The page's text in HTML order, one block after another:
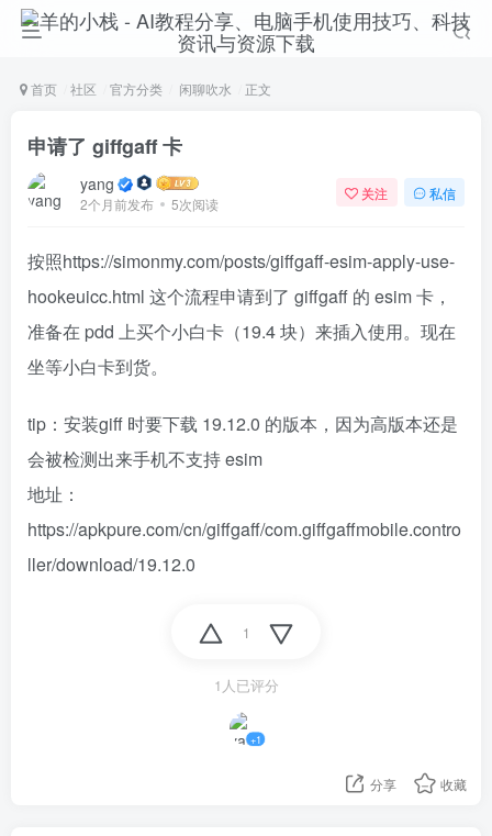
首页 社区 官方分类 闲聊吹水 正文
申请了 giffgaff 卡
yang
2个月前发布 5次阅读
关注 私信
按照https://simonmy.com/posts/giffgaff-esim-apply-use-
hookeuicc.html 这个流程申请到了 giffgaff 的 esim 卡，
准备在 pdd 上买个小白卡（19.4 块）来插入使用。现在
坐等小白卡到货。
tip：安装giff 时要下载 19.12.0 的版本，因为高版本还是
会被检测出来手机不支持 esim
地址：
https://apkpure.com/cn/giffgaff/com.giffgaffmobile.contro
ller/download/19.12.0
1
1人已评分
+1
分享 收藏